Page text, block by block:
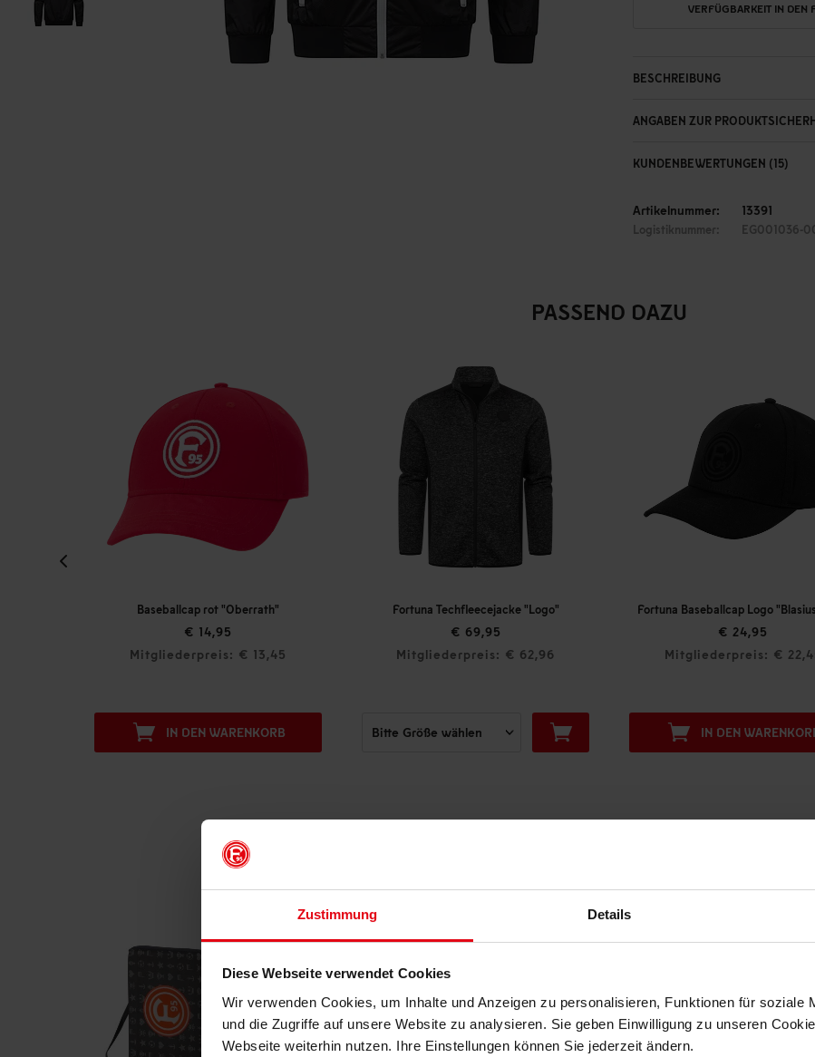
Zustimmung Details
Diese Webseite verwendet Cookies
Wir verwenden Cookies, um Inhalte und Anzeigen zu personalisieren, Funktionen für soziale
und die Zugriffe auf unsere Website zu analysieren. Sie geben Einwilligung zu unseren
Webseite weiterhin nutzen. Ihre Einstellungen können Sie jederzeit ändern.
VERFÜGBARKEIT IN DEN
BESCHREIBUNG
ANGABEN ZUR
KUNDENBEWERTUNGEN (15)
Artikelnummer: 13391
Logistiknummer: EG001036-
PASSEND DAZU
Baseballcap rot "Oberrath"
€ 14,95
Mitgliederpreis: € 13,45
IN DEN WARENKORB
Fortuna Techfleecejacke "Logo"
€ 69,95
Mitgliederpreis: € 62,96
€ 24,95
Mitgliederpreis: €
IN DEN